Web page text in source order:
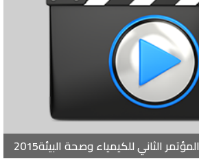
المؤتمر الثاني للكيمياء وصحة البيئة2015